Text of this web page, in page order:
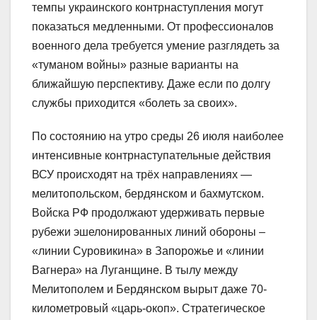
темпы украинского контрнаступления могут
показаться медленными. От профессионалов
военного дела требуется умение разглядеть за
«туманом войны» разные варианты на
ближайшую перспективу. Даже если по долгу
службы приходится «болеть за своих».
По состоянию на утро среды 26 июля наиболее
интенсивные контрнаступательные действия
ВСУ происходят на трёх направлениях —
мелитопольском, бердянском и бахмутском.
Войска РФ продолжают удерживать первые
рубежи эшелонированных линий обороны –
«линии Суровикина» в Запорожье и «линии
Вагнера» на Луганщине. В тылу между
Мелитополем и Бердянском вырыт даже 70-
километровый «царь-окоп». Стратегическое